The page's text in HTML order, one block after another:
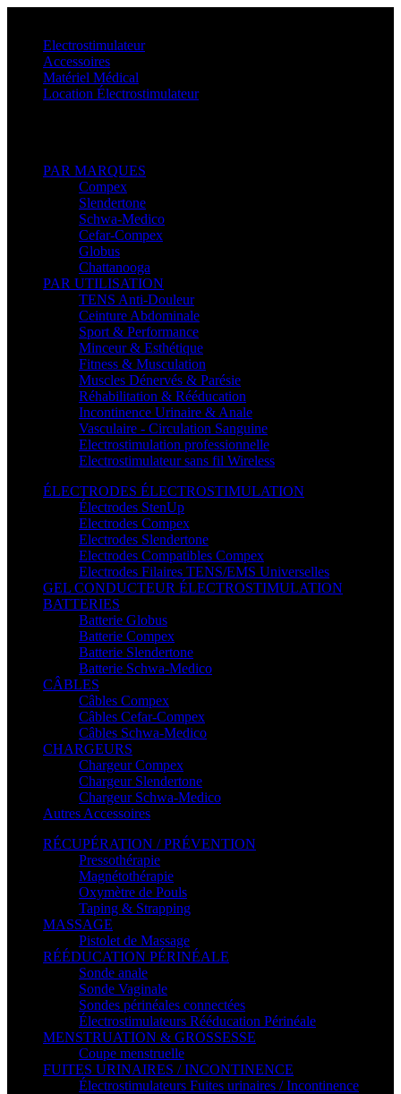
Electrostimulateur
Accessoires
Matériel Médical
Location Électrostimulateur
PAR MARQUES
Compex
Slendertone
Schwa-Medico
Cefar-Compex
Globus
Chattanooga
PAR UTILISATION
TENS Anti-Douleur
Ceinture Abdominale
Sport & Performance
Minceur & Esthétique
Fitness & Musculation
Muscles Dénervés & Parésie
Réhabilitation & Rééducation
Incontinence Urinaire & Anale
Vasculaire - Circulation Sanguine
Electrostimulation professionnelle
Electrostimulateur sans fil Wireless
ÉLECTRODES ÉLECTROSTIMULATION
Électrodes StenUp
Electrodes Compex
Electrodes Slendertone
Electrodes Compatibles Compex
Electrodes Filaires TENS/EMS Universelles
GEL CONDUCTEUR ÉLECTROSTIMULATION
BATTERIES
Batterie Globus
Batterie Compex
Batterie Slendertone
Batterie Schwa-Medico
CÂBLES
Câbles Compex
Câbles Cefar-Compex
Câbles Schwa-Medico
CHARGEURS
Chargeur Compex
Chargeur Slendertone
Chargeur Schwa-Medico
Autres Accessoires
RÉCUPÉRATION / PRÉVENTION
Pressothérapie
Magnétothérapie
Oxymètre de Pouls
Taping & Strapping
MASSAGE
Pistolet de Massage
RÉÉDUCATION PÉRINÉALE
Sonde anale
Sonde Vaginale
Sondes périnéales connectées
Électrostimulateurs Rééducation Périnéale
MENSTRUATION & GROSSESSE
Coupe menstruelle
FUITES URINAIRES / INCONTINENCE
Électrostimulateurs Fuites urinaires / Incontinence